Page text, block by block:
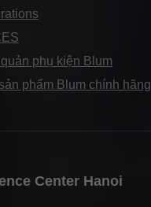
toàn cầu
Marketing
Center Hanoi
quản phụ kiện Blum
phẩm Blum chính hãng